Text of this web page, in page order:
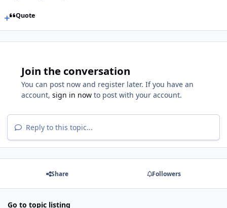
Quote
Join the conversation
You can post now and register later. If you have an
account, sign in now to post with your account.
Reply to this topic...
Share Followers
Go to topic listing